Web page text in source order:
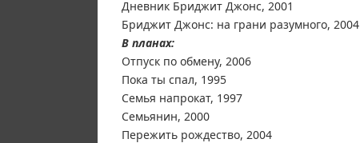
Дневник Бриджит Джонс, 2001
Бриджит Джонс: на грани разумного, 2004
В планах:
Отпуск по обмену, 2006
Пока ты спал, 1995
Семья напрокат, 1997
Семьянин, 2000
Пережить рождество, 2004